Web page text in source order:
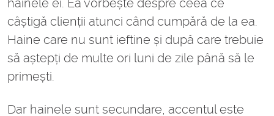
hainele ei. Ea vorbește despre ceea ce
câștigă clienții atunci când cumpără de la ea.
Haine care nu sunt ieftine și după care trebuie
să aștepți de multe ori luni de zile până să le
primești.
Dar hainele sunt secundare, accentul este